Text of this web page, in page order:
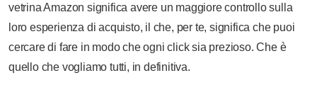
vetrina Amazon significa avere un maggiore controllo sulla
loro esperienza di acquisto, il che, per te, significa che puoi
cercare di fare in modo che ogni click sia prezioso. Che è
quello che vogliamo tutti, in definitiva.